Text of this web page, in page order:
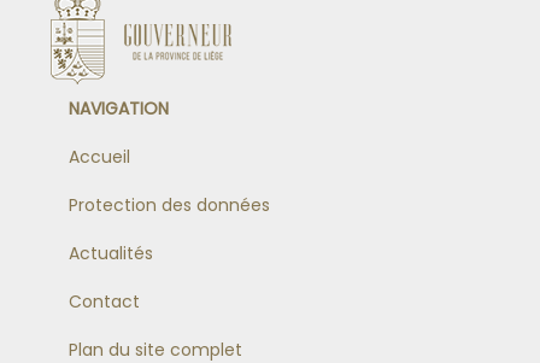
NAVIGATION
Accueil
Protection des données
Actualités
Contact
Plan du site complet